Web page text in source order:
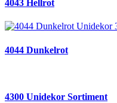
4043 Hellrot
4044 Dunkelrot
4300 Unidekor Sortiment